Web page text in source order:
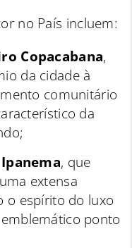
no País incluem:
Copacabana,
da cidade à
comunitário
da
, que
extensa
o espírito do luxo
ponto